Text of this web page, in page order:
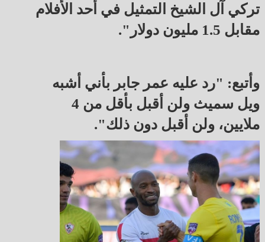
تركي آل الشيخ التمثيل في أحد الأفلام
مقابل 1.5 مليون دولار".
وأتبع: "رد عليه عمر جابر بأني أشبه
ويل سميث ولن أقبل بأقل من 4
ملايين، ولن أقبل دون ذلك".